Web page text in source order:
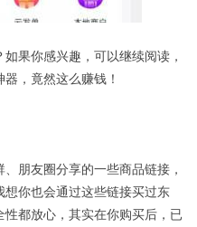
果你感兴趣，可以继续阅读，
，竟然这么赚钱！
朋友圈分享的一些商品链接，
你也会通过这些链接买过东
都放心，其实在你购买后，已